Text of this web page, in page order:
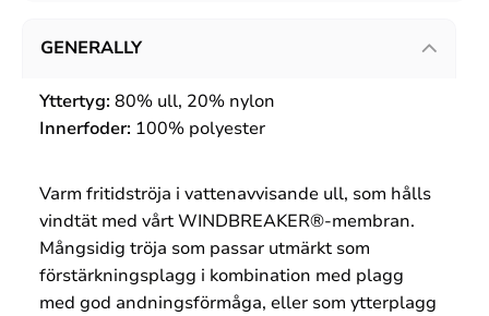
GENERALLY
Yttertyg: 80% ull, 20% nylon
Innerfoder: 100% polyester
Varm fritidströja i vattenavvisande ull, som hålls
vindtät med vårt WINDBREAKER®-membran.
Mångsidig tröja som passar utmärkt som
förstärkningsplagg i kombination med plagg
med god andningsförmåga, eller som ytterplagg